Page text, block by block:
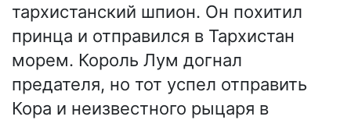
тархистанский шпион. Он похитил
принца и отправился в Тархистан
морем. Король Лум догнал
предателя, но тот успел отправить
Кора и неизвестного рыцаря в